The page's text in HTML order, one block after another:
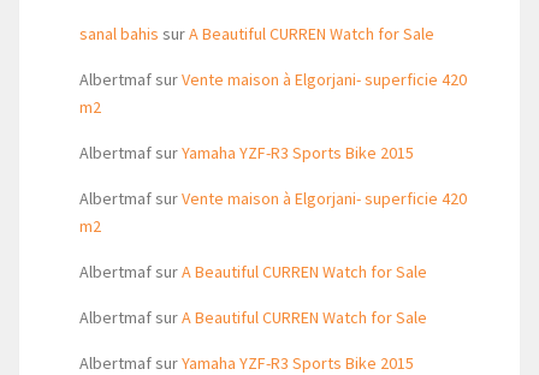
sanal bahis surA Beautiful CURREN Watch for Sale
AlbertmafsurVente maison à Elgorjani- superficie 420
m2
AlbertmafsurYamaha YZF-R3 Sports Bike 2015
AlbertmafsurVente maison à Elgorjani- superficie 420
m2
AlbertmafsurA Beautiful CURREN Watch for Sale
AlbertmafsurA Beautiful CURREN Watch for Sale
AlbertmafsurYamaha YZF-R3 Sports Bike 2015